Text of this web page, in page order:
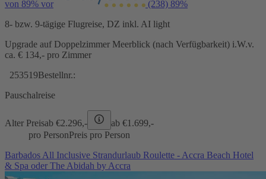
von 89% vor (238) 89%
8- bzw. 9-tägige Flugreise, DZ inkl. AI light
Upgrade auf Doppelzimmer Meerblick (nach Verfügbarkeit) i.W.v.
ca. € 134,- pro Zimmer
253519Bestellnr.:
Pauschalreise
Alter Preisab €2.296,- ab €1.699,-
pro PersonPreis pro Person
Barbados All Inclusive Strandurlaub Roulette - Accra Beach Hotel
& Spa oder The Abidah by Accra